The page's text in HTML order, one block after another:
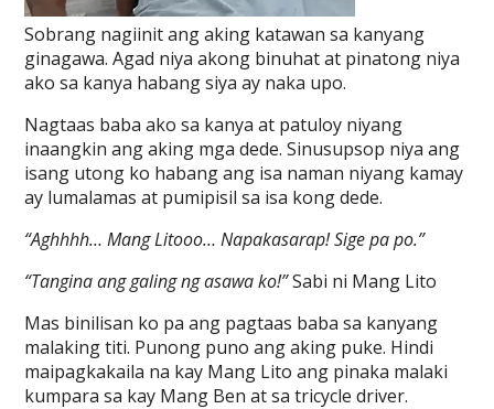
Sobrang nagiinit ang aking katawan sa kanyang
ginagawa. Agad niya akong binuhat at pinatong niya
ako sa kanya habang siya ay naka upo.
Nagtaas baba ako sa kanya at patuloy niyang
inaangkin ang aking mga dede. Sinusupsop niya ang
isang utong ko habang ang isa naman niyang kamay
ay lumalamas at pumipisil sa isa kong dede.
“Aghhhh… Mang Litooo… Napakasarap! Sige pa po.”
“Tangina ang galing ng asawa ko!”Sabi ni Mang Lito
Mas binilisan ko pa ang pagtaas baba sa kanyang
malaking titi. Punong puno ang aking puke. Hindi
maipagkakaila na kay Mang Lito ang pinaka malaki
kumpara sa kay Mang Ben at sa tricycle driver.